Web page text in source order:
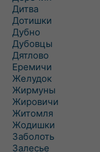
Дитва
Дотишки
Дубно
Дубовцы
Дятлово
Еремичи
Желудок
Жирмуны
Жировичи
Житомля
Жодишки
Заболоть
Залесье